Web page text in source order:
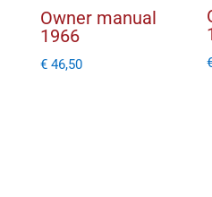
Owner manual
1966
€46,50